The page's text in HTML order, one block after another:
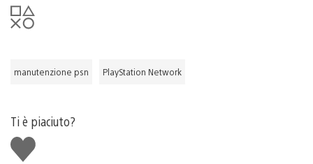
manutenzione psn PlayStation Network
Ti è piaciuto?
Mi
piace